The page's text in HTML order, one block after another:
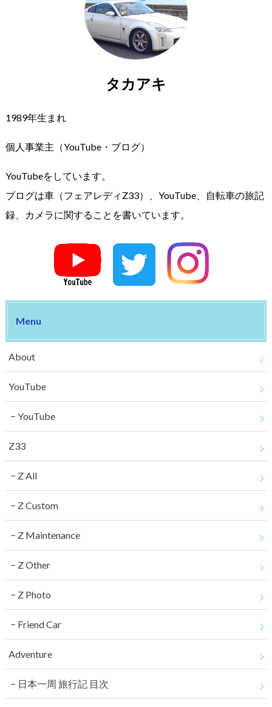
タカアキ
1989年生まれ
個人事業主（YouTube・ブログ）
YouTubeをしています。
ブログは車（フェアレディZ33）、YouTube、自転車の旅記
録、カメラに関することを書いています。
Menu
About
YouTube
YouTube
Z33
Z All
Z Custom
Z Maintenance
Z Other
Z Photo
Friend Car
Adventure
日本一周 旅行記 目次